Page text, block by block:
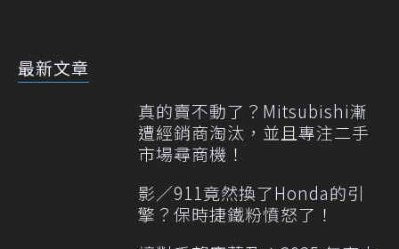
最新文章
真的賣不動了？Mitsubishi漸
遭經銷商淘汰，並且專注二手
市場尋商機！
影／911竟然換了Honda的引
擎？保時捷鐵粉憤怒了！